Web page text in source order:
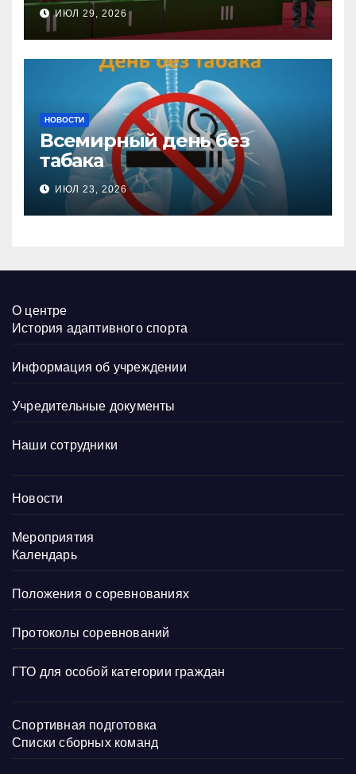
соревнованиях
настольного тенниса ПОДА
ИЮЛ 29, 2026
НОВОСТИ
Всемирный день без
табака
ИЮЛ 23, 2026
О центре
История адаптивного спорта
Информация об учреждении
Учредительные документы
Наши сотрудники
Новости
Мероприятия
Календарь
Положения о соревнованиях
Протоколы соревнований
ГТО для особой категории граждан
Спортивная подготовка
Списки сборных команд